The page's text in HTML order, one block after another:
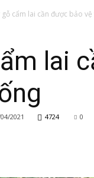
gỗ cẩm lai cần được bảo
lai
2021 4724 0